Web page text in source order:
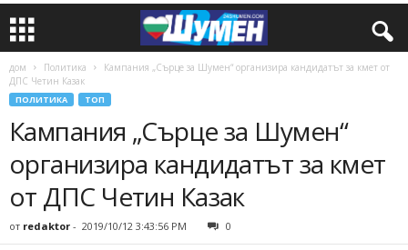
дом Политика
Кампания „Сърце за Шумен“ организира кандидатът за кмет от
ДПС Четин Казак
ПОЛИТИКА ТОП
Кампания „Сърце за Шумен“
организира кандидатът за кмет
от ДПС Четин Казак
от redaktor - 2019/10/12 3:43:56 PM 0